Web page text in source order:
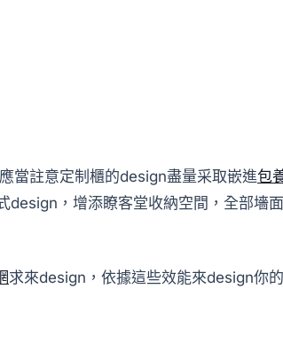
應當註意定制櫃的design盡量采取嵌進包
，增添瞭客堂收納空間，全部墻
求來design，依據這些效能來design你的